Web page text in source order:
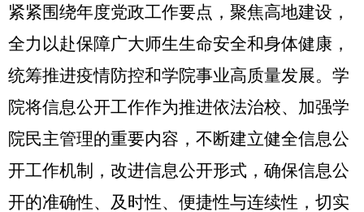
紧紧围绕年度党政工作要点，聚焦高地建设，
全力以赴保障广大师生生命安全和身体健康，
统筹推进疫情防控和学院事业高质量发展。学
院将信息公开工作作为推进依法治校、加强学
院民主管理的重要内容，不断建立健全信息公
开工作机制，改进信息公开形式，确保信息公
开的准确性、及时性、便捷性与连续性，切实